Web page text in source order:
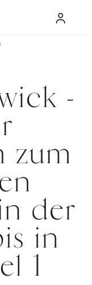
-
zum
der
in
1